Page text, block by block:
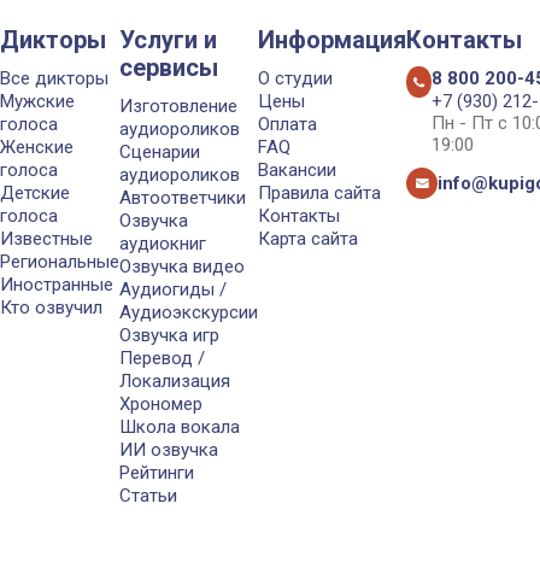
Дикторы
Все дикторы
Мужские
голоса
Женские
голоса
Детские
голоса
Известные
Региональные
Иностранные
Кто озвучил
Услуги и
сервисы
Изготовление
аудиороликов
Сценарии
аудиороликов
Автоответчики
Озвучка
аудиокниг
Озвучка видео
Аудиогиды /
Аудиоэкскурсии
Озвучка игр
Перевод /
Локализация
Хрономер
Школа вокала
ИИ озвучка
Рейтинги
Статьи
Информация
О студии
Цены
Оплата
FAQ
Вакансии
Правила сайта
Контакты
Карта сайта
Контакты
8 800 200-
+7 (930)
Пн - Пт с
19:00